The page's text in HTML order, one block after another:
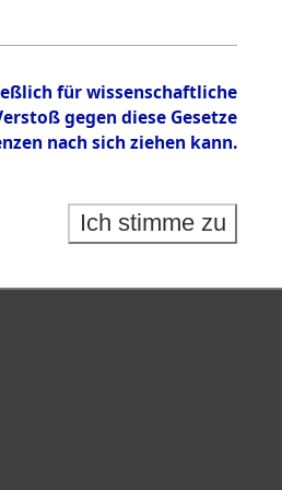
für wissenschaftliche
gegen diese Gesetze
nach sich ziehen kann.
Ich stimme zu